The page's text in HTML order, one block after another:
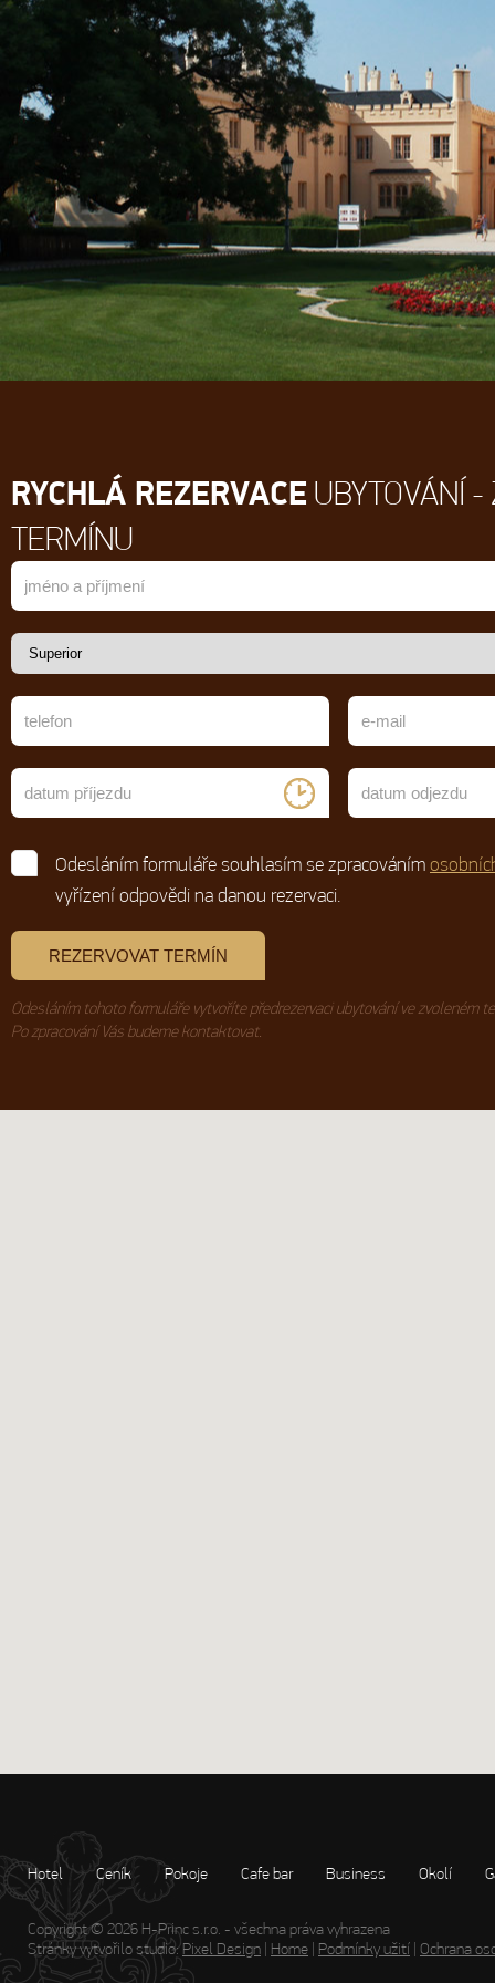
RYCHLÁ REZERVACE UBYTOVÁNÍ
TERMÍNU
Odesláním formuláře souhlasím se zpracováním
vyřízení odpovědi na danou rezervaci.
Odesláním tohoto formuláře vytvoříte předrezervaci ubytování ve zvoleném
Po zpracování Vás budeme kontaktovat.
Hotel Ceník Pokoje Cafe bar Business Okolí
Copyright © 2026 H-Princ s.r.o. - všechna práva vyhrazena
Stránky vytvořilo studio:Pixel Design | Home | Podmínky užití | Ochrana